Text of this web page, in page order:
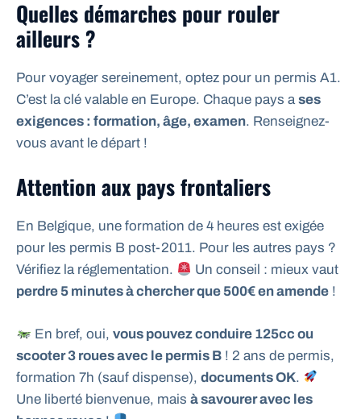
Quelles démarches pour rouler
ailleurs ?
Pour voyager sereinement, optez pour un permis A1.
C’est la clé valable en Europe. Chaque pays a ses
exigences : formation, âge, examen. Renseignez-
vous avant le départ !
Attention aux pays frontaliers
En Belgique, une formation de 4 heures est exigée
pour les permis B post-2011. Pour les autres pays ?
Vérifiez la réglementation.
Un conseil : mieux vaut
perdre 5 minutes à chercher que 500€ en amende !
En bref, oui,vous pouvez conduire 125cc ou
scooter 3 roues avec le permis B ! 2 ans de permis,
formation 7h (sauf dispense), documents OK.
Une liberté bienvenue, mais à savourer avec les